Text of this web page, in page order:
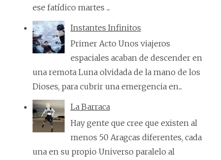
ese fatídico martes ...
Instantes Infinitos
Primer Acto Unos viajeros
espaciales acaban de descender en
una remota Luna olvidada de la mano de los
Dioses, para cubrir una emergencia en...
La Barraca
Hay gente que cree que existen al
menos 50 Aragcas diferentes, cada
una en su propio Universo paralelo al